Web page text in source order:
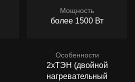
Мощность
более 1500 Вт
Особенности
2хТЭН (двойной
нагревательный